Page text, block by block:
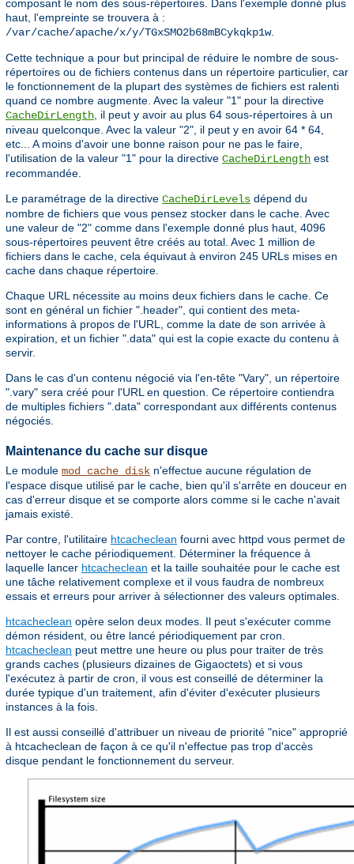
composant le nom des sous-répertoires. Dans l'exemple donné plus
haut, l'empreinte se trouvera à :
/var/cache/apache/x/y/TGxSMO2b68mBCykqkp1w.
Cette technique a pour but principal de réduire le nombre de sous-
répertoires ou de fichiers contenus dans un répertoire particulier, car
le fonctionnement de la plupart des systèmes de fichiers est ralenti
quand ce nombre augmente. Avec la valeur "1" pour la directive
CacheDirLength, il peut y avoir au plus 64 sous-répertoires à un
niveau quelconque. Avec la valeur "2", il peut y en avoir 64 * 64,
etc... A moins d'avoir une bonne raison pour ne pas le faire,
l'utilisation de la valeur "1" pour la directive CacheDirLength est
recommandée.
Le paramétrage de la directive CacheDirLevels dépend du
nombre de fichiers que vous pensez stocker dans le cache. Avec
une valeur de "2" comme dans l'exemple donné plus haut, 4096
sous-répertoires peuvent être créés au total. Avec 1 million de
fichiers dans le cache, cela équivaut à environ 245 URLs mises en
cache dans chaque répertoire.
Chaque URL nécessite au moins deux fichiers dans le cache. Ce
sont en général un fichier ".header", qui contient des meta-
informations à propos de l'URL, comme la date de son arrivée à
expiration, et un fichier ".data" qui est la copie exacte du contenu à
servir.
Dans le cas d'un contenu négocié via l'en-tête "Vary", un répertoire
".vary" sera créé pour l'URL en question. Ce répertoire contiendra
de multiples fichiers ".data" correspondant aux différents contenus
négociés.
Maintenance du cache sur disque
Le module mod_cache_disk n'effectue aucune régulation de
l'espace disque utilisé par le cache, bien qu'il s'arrête en douceur en
cas d'erreur disque et se comporte alors comme si le cache n'avait
jamais existé.
Par contre, l'utilitaire htcacheclean fourni avec httpd vous permet de
nettoyer le cache périodiquement. Déterminer la fréquence à
laquelle lancer htcacheclean et la taille souhaitée pour le cache est
une tâche relativement complexe et il vous faudra de nombreux
essais et erreurs pour arriver à sélectionner des valeurs optimales.
htcacheclean opère selon deux modes. Il peut s'exécuter comme
démon résident, ou être lancé périodiquement par cron.
htcacheclean peut mettre une heure ou plus pour traiter de très
grands caches (plusieurs dizaines de Gigaoctets) et si vous
l'exécutez à partir de cron, il vous est conseillé de déterminer la
durée typique d'un traitement, afin d'éviter d'exécuter plusieurs
instances à la fois.
Il est aussi conseillé d'attribuer un niveau de priorité "nice" approprié
à htcacheclean de façon à ce qu'il n'effectue pas trop d'accès
disque pendant le fonctionnement du serveur.